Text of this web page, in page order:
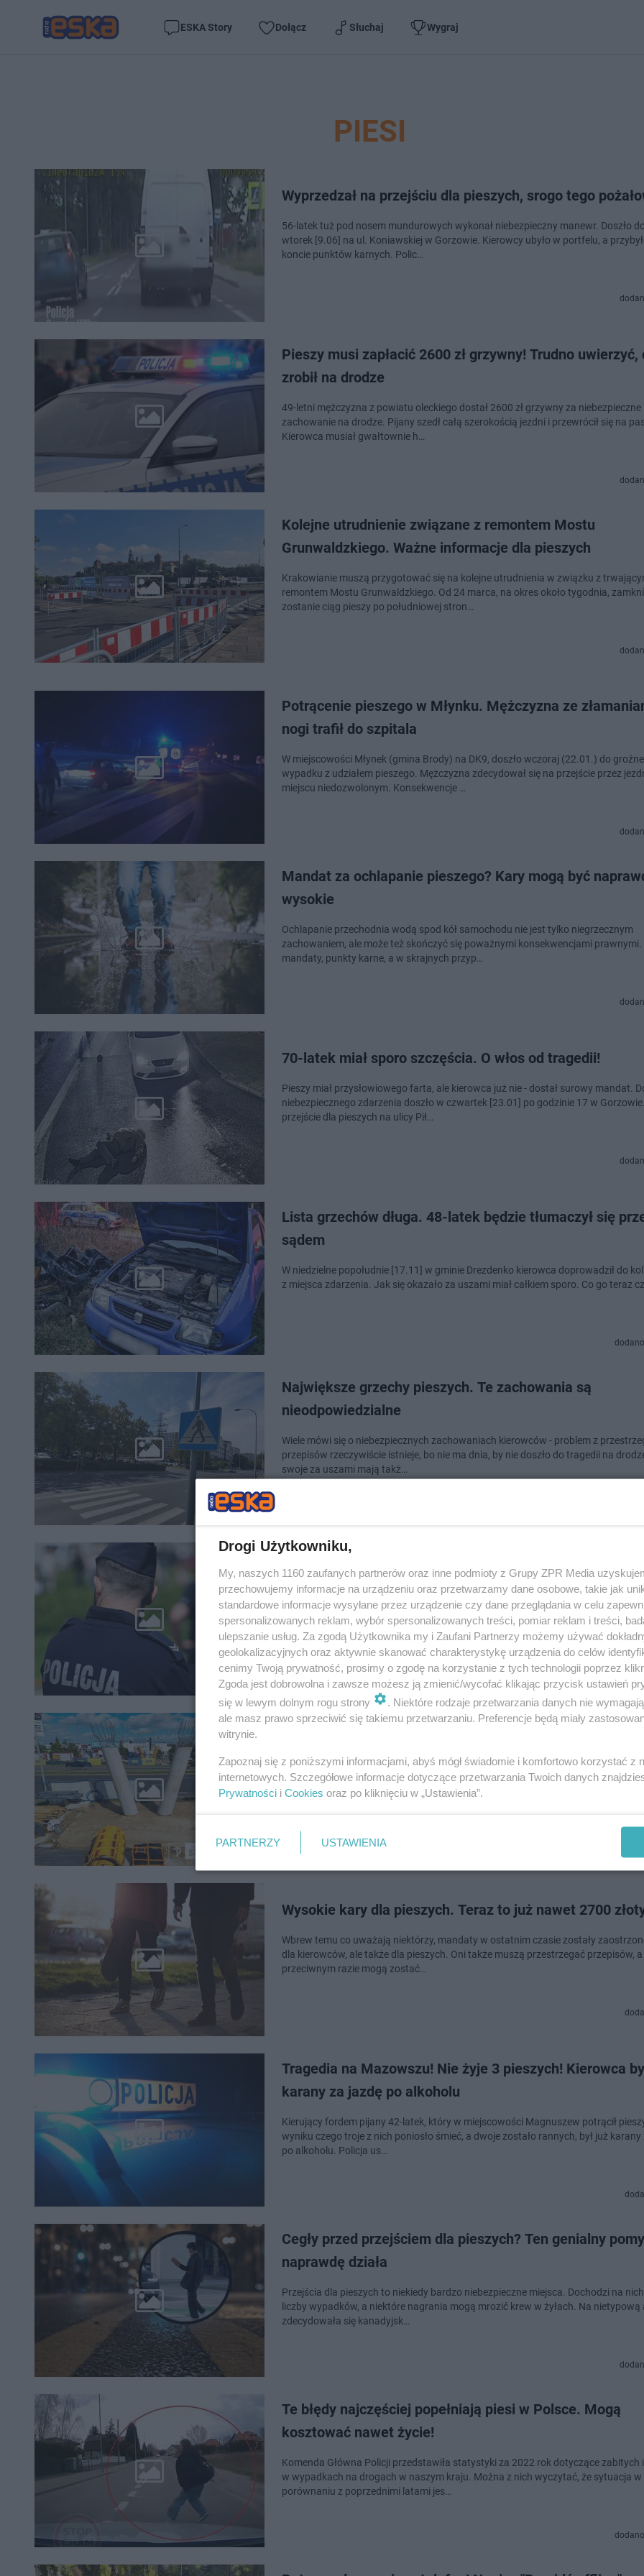
ESKA Story Dołącz Słuchaj Wygraj
PIESI
Wyprzedzał na przejściu dla pieszych, srogo tego
56-latek tuż pod nosem mundurowych wykonał niebezpieczny manewr. Doszło
wtorek [9.06] na ul. Koniawskiej w Gorzowie. Kierowcy ubyło w portfelu, a
koncie punktów karnych. Polic…
Pieszy musi zapłacić 2600 zł grzywny! Trudno uwierzyć,
zrobił na drodze
49-letni mężczyzna z powiatu oleckiego dostał 2600 zł grzywny za niebezpieczne
zachowanie na drodze. Pijany szedł całą szerokością jezdni i przewrócił się na
Kierowca musiał gwałtownie h…
Kolejne utrudnienie związane z remontem Mostu
Grunwaldzkiego. Ważne informacje dla pieszych
Krakowianie muszą przygotować się na kolejne utrudnienia w związku z
remontem Mostu Grunwaldzkiego. Od 24 marca, na okres około tygodnia,
zostanie ciąg pieszy po południowej stron…
Potrącenie pieszego w Młynku. Mężczyzna ze
nogi trafił do szpitala
W miejscowości Młynek (gmina Brody) na DK9, doszło wczoraj (22.01.) do
wypadku z udziałem pieszego. Mężczyzna zdecydował się na przejście przez
miejscu niedozwolonym. Konsekwencje …
Mandat za ochlapanie pieszego? Kary mogą być
wysokie
Ochlapanie przechodnia wodą spod kół samochodu nie jest tylko niegrzecznym
zachowaniem, ale może też skończyć się poważnymi konsekwencjami prawnymi.
mandaty, punkty karne, a w skrajnych przyp…
70-latek miał sporo szczęścia. O włos od tragedii!
Pieszy miał przysłowiowego farta, ale kierowca już nie - dostał surowy mandat.
niebezpiecznego zdarzenia doszło w czwartek [23.01] po godzinie 17 w
przejście dla pieszych na ulicy Pił…
Lista grzechów długa. 48-latek będzie tłumaczył się
sądem
W niedzielne popołudnie [17.11] w gminie Drezdenko kierowca doprowadził do kolizji i uciekł
z miejsca zdarzenia. Jak się okazało za uszami miał całkiem sporo. Co go teraz
Największe grzechy pieszych. Te zachowania są
nieodpowiedzialne
Wiele mówi się o niebezpiecznych zachowaniach kierowców - problem z
przepisów rzeczywiście istnieje, bo nie ma dnia, by nie doszło do tragedii na
swoje za uszami mają takż…
Ruszyła policyjna akcja na Podkarpaciu. Mundurowi na to
zwrócą uwagę
Od początku roku na Podkarpaciu doszło do 133 wypadków z udziałem pieszych,
zginęło 16 osób. Jesienna aura nie sprzyja pieszym, dlatego w poniedziałek
prowadzić w regionie a…
Prawobrzeże doczeka się wymarzonej kładki. Widać
Jedna z wjazdowych ulic do Szczecina doczeka się kładki pieszo-rowerowej.
dwupasmowa trasa posiada obecnie jedynie kilka przejść między brzegami, teraz
Wysokie kary dla pieszych. Teraz to już nawet 2700
Wbrew temu co uważają niektórzy, mandaty w ostatnim czasie zostały
dla kierowców, ale także dla pieszych. Oni także muszą przestrzegać przepisów, a
przeciwnym razie mogą zostać…
Tragedia na Mazowszu! Nie żyje 3 pieszych! Kierowca
karany za jazdę po alkoholu
Kierujący fordem pijany 42-latek, który w miejscowości Magnuszew potrącił
wyniku czego troje z nich poniosło śmieć, a dwoje zostało rannych, był już karany
po alkoholu. Policja us…
Cegły przed przejściem dla pieszych? Ten genialny
naprawdę działa
Przejścia dla pieszych to niekiedy bardzo niebezpieczne miejsca. Dochodzi na
liczby wypadków, a niektóre nagrania mogą mrozić krew w żyłach. Na nietypową
zdecydowała się kanadyjsk…
Te błędy najczęściej popełniają piesi w Polsce. Mogą
kosztować nawet życie!
Komenda Główna Policji przedstawiła statystyki za 2022 rok dotyczące zabitych
w wypadkach na drogach w naszym kraju. Można z nich wyczytać, że sytuacja w
porównaniu z poprzednimi latami jes…
Drogi Użytkowniku,
My, naszych 1160 zaufanych partnerów oraz inne podmioty z Grupy ZPR Media
przechowujemy informacje na urządzeniu oraz przetwarzamy dane osobowe, takie jak
standardowe informacje wysyłane przez urządzenie czy dane przeglądania w celu
spersonalizowanych reklam, wybór spersonalizowanych treści, pomiar reklam i treści,
ulepszanie usług. Za zgodą Użytkownika my i Zaufani Partnerzy możemy używać
geolokalizacyjnych oraz aktywnie skanować charakterystykę urządzenia do celów
cenimy Twoją prywatność, prosimy o zgodę na korzystanie z tych technologii poprzez
Zgoda jest dobrowolna i zawsze możesz ją zmienić/wycofać klikając przycisk ustawień
się w lewym dolnym rogu strony
. Niektóre rodzaje przetwarzania danych nie
ale masz prawo sprzeciwić się takiemu przetwarzaniu. Preferencje będą miały
witrynie.
Zapoznaj się z poniższymi informacjami, abyś mógł świadomie i komfortowo korzystać z
internetowych. Szczegółowe informacje dotyczące przetwarzania Twoich danych
Prywatności i Cookies oraz po kliknięciu w „Ustawienia”.
PARTNERZY USTAWIENIA